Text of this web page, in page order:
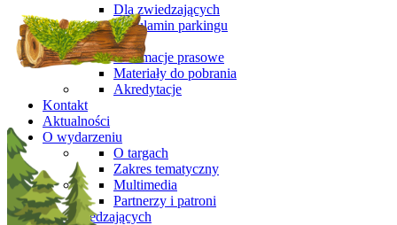
Dla zwiedzających
Regulamin parkingu
Media
Informacje prasowe
Materiały do pobrania
Akredytacje
Kontakt
Aktualności
O wydarzeniu
O targach
Zakres tematyczny
Multimedia
Partnerzy i patroni
Dla Zwiedzających